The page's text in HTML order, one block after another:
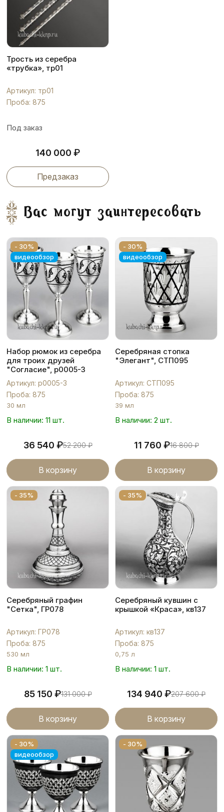
Трость из серебра
«трубка», тр01
Артикул: тр01
Проба: 875
Под заказ
140 000 ₽
Предзаказ
Вас могут заинтересовать
- 30%
видеообзор
Набор рюмок из серебра
для троих друзей
"Согласие", р0005-3
Артикул: р0005-3
Проба: 875
30 мл
В наличии: 11 шт.
36 540 ₽52 200₽
В корзину
- 30%
видеообзор
Серебряная стопка
"Элегант", СТП095
Артикул: СТП095
Проба: 875
39 мл
В наличии: 2 шт.
11 760 ₽16 800₽
В корзину
- 35%
Серебряный графин
"Сетка", ГР078
Артикул: ГР078
Проба: 875
530 мл
В наличии: 1 шт.
85 150 ₽131 000₽
В корзину
- 35%
Серебряный кувшин с
крышкой «Краса», кв137
Артикул: кв137
Проба: 875
0,75 л
В наличии: 1 шт.
134 940 ₽207 600₽
В корзину
- 30%
видеообзор
- 30%